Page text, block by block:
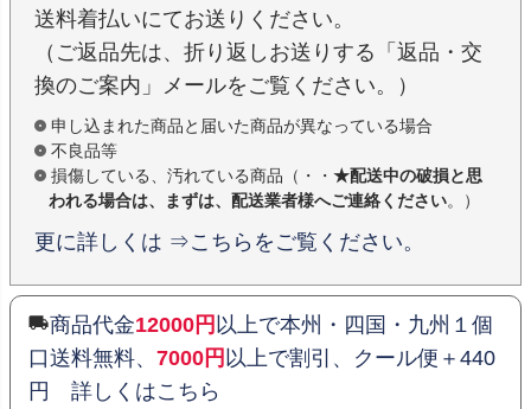
送料着払いにてお送りください。
（ご返品先は、折り返しお送りする「返品・交
換のご案内」メールをご覧ください。）
申し込まれた商品と届いた商品が異なっている場合
不良品等
損傷している、汚れている商品（・・ ★配送中の破損と思
われる場合は、まずは、配送業者様へご連絡ください。）
更に詳しくは ⇒こちらをご覧ください。
商品代金12000円 以上で本州・四国・九州１個
口送料無料、 7000円 以上で割引、クール便＋440
円 詳しくはこちら